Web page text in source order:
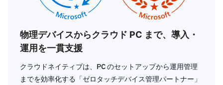
物理デバイスからクラウド PC まで、導入・
運用を一貫支援
クラウドネイティブは、PC のセットアップから運用管理
までを効率化する「ゼロタッチデバイス管理パートナー」